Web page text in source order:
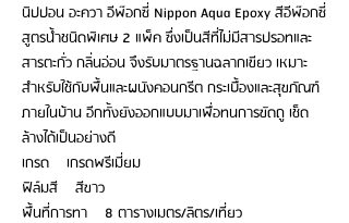
นิปปอน อะควา อีพ๊อกซี่ Nippon Aqua Epoxy สีอีพ๊อกซี่
สูตรน้ำชนิดพิเศษ 2 แพ็ค ซึ่งเป็นสีที่ไม่มีสารปรอทและ
สารตะกั่ว กลิ่นอ่อน จึงรับมาตรฐานฉลากเขียว เหมาะ
สำหรับใช้กับพื้นและผนังคอนกรีต กระเบื้องและสุขภัณฑ์
ภายในบ้าน อีกทั้งยังออกแบบมาเพื่อทนการขัดถู เช็ด
ล้างได้เป็นอย่างดี
เกรด เกรดพรีเมี่ยม
ฟิล์มสี สีขาว
พื้นที่การทา 8 ตารางเมตร/ลิตร/เที่ยว